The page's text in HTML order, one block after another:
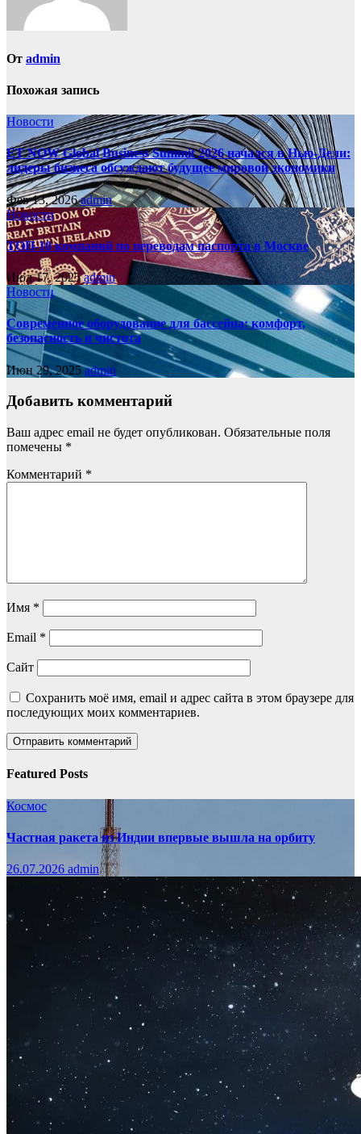
От admin
Похожая запись
Новости
ET NOW Global Business Summit 2026 начался в Нью‑Дели:
лидеры бизнеса обсуждают будущее мировой экономики
Фев 13, 2026admin
Новости
ТОП-10 компаний по переводам паспорта в Москве
Июл 17, 2025admin
Новости
Современное оборудование для бассейна: комфорт,
безопасность и чистота
Июн 29, 2025admin
Добавить комментарий
Ваш адрес email не будет опубликован. Обязательные поля
помечены *
Комментарий *
Имя *
Email *
Сайт
Сохранить моё имя, email и адрес сайта в этом браузере для
последующих моих комментариев.
Featured Posts
Космос
Частная ракета из Индии впервые вышла на орбиту
26.07.2026 admin